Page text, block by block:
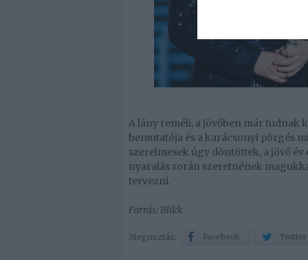
A lány reméli, a jövőben már tudnak
bemutatója és a karácsonyi pörgés
szerelmesek úgy döntöttek, a jövő
nyaralás során szeretnének
tervezni.
Forrás: Blikk
Megosztás: Facebook Twitter